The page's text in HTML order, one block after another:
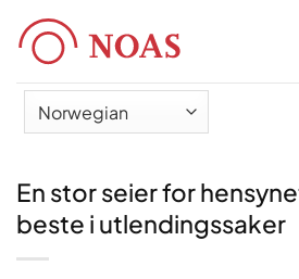
content
En stor seier for
beste i utlendingssaker